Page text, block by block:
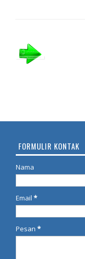
FORMULIR KONTAK
Nama
Email *
Pesan *